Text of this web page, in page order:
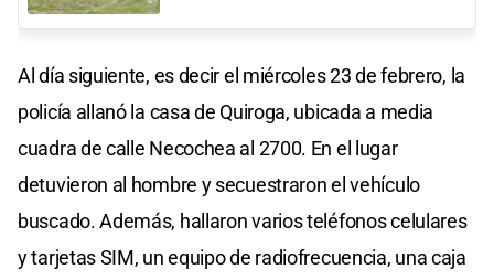
Al día siguiente, es decir el miércoles 23 de febrero, la
policía allanó la casa de Quiroga, ubicada a media
cuadra de calle Necochea al 2700. En el lugar
detuvieron al hombre y secuestraron el vehículo
buscado. Además, hallaron varios teléfonos celulares
y tarjetas SIM, un equipo de radiofrecuencia, una caja